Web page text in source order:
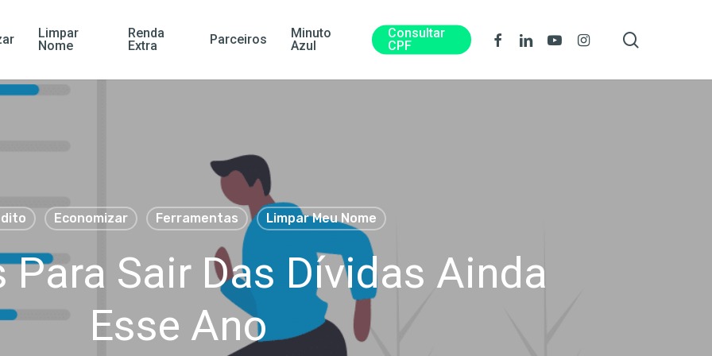
Limpar
Nome
Renda
Extra
Parceiros
Minuto
Azul
Consultar
CPF
FacebookLinkedinYoutubeInstagram
Economizar Ferramentas Limpar Meu Nome
Para Sair Das Dívidas Ainda
Esse Ano